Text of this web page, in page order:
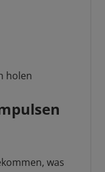
holen
was